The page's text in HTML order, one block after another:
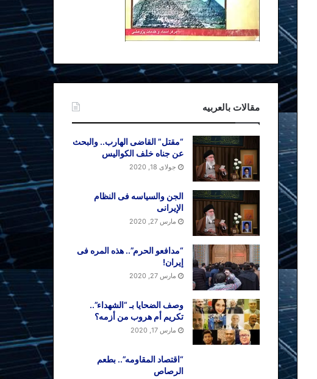
مقالات بالعربیه
“مقتل” القاضی الهارب.. والبحث
عن جناه خلف الکوالیس
جولای 18, 2020
الجن والسیاسه فی النظام
اﻹیرانی
مارس 27, 2020
“مدافعو الحرم”.. هذه المره فی
إیران!
مارس 27, 2020
وصف الضحایا بـ “الشهداء”..
تکریم أم هروب من أزمه؟
مارس 17, 2020
“اقتصاد المقاومه”.. بطعم
الرصاص